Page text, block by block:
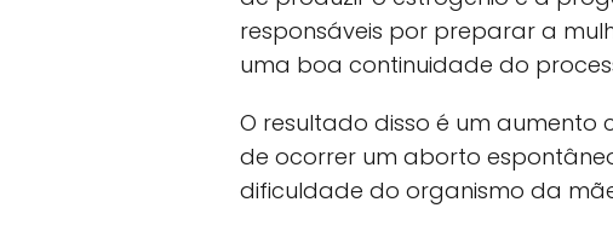
responsáveis por preparar a
uma boa continuidade do
O resultado disso é um
de ocorrer um aborto
dificuldade do organismo da